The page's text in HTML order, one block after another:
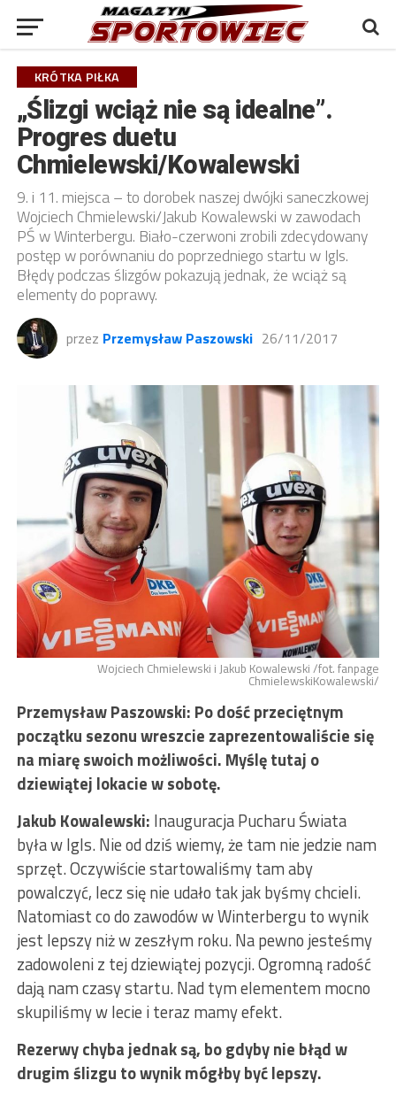
KRÓTKA PIŁKA
„Ślizgi wciąż nie są idealne”.
Progres duetu
Chmielewski/Kowalewski
9. i 11. miejsca – to dorobek naszej dwójki saneczkowej
Wojciech Chmielewski/Jakub Kowalewski w zawodach
PŚ w Winterbergu. Biało-czerwoni zrobili zdecydowany
postęp w porównaniu do poprzedniego startu w Igls.
Błędy podczas ślizgów pokazują jednak, że wciąż są
elementy do poprawy.
przez Przemysław Paszowski 26/11/2017
Wojciech Chmielewski i Jakub Kowalewski /fot. fanpage
ChmielewskiKowalewski/
Przemysław Paszowski: Po dość przeciętnym
początku sezonu wreszcie zaprezentowaliście się
na miarę swoich możliwości. Myślę tutaj o
dziewiątej lokacie w sobotę.
Jakub Kowalewski: Inauguracja Pucharu Świata
była w Igls. Nie od dziś wiemy, że tam nie jedzie nam
sprzęt. Oczywiście startowaliśmy tam aby
powalczyć, lecz się nie udało tak jak byśmy chcieli.
Natomiast co do zawodów w Winterbergu to wynik
jest lepszy niż w zeszłym roku. Na pewno jesteśmy
zadowoleni z tej dziewiątej pozycji. Ogromną radość
dają nam czasy startu. Nad tym elementem mocno
skupiliśmy w lecie i teraz mamy efekt.
Rezerwy chyba jednak są, bo gdyby nie błąd w
drugim ślizgu to wynik mógłby być lepszy.